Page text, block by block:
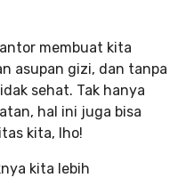
membuat kita
asupan gizi, dan tanpa
sehat. Tak hanya
hal ini juga bisa
kita, lho!
kita lebih